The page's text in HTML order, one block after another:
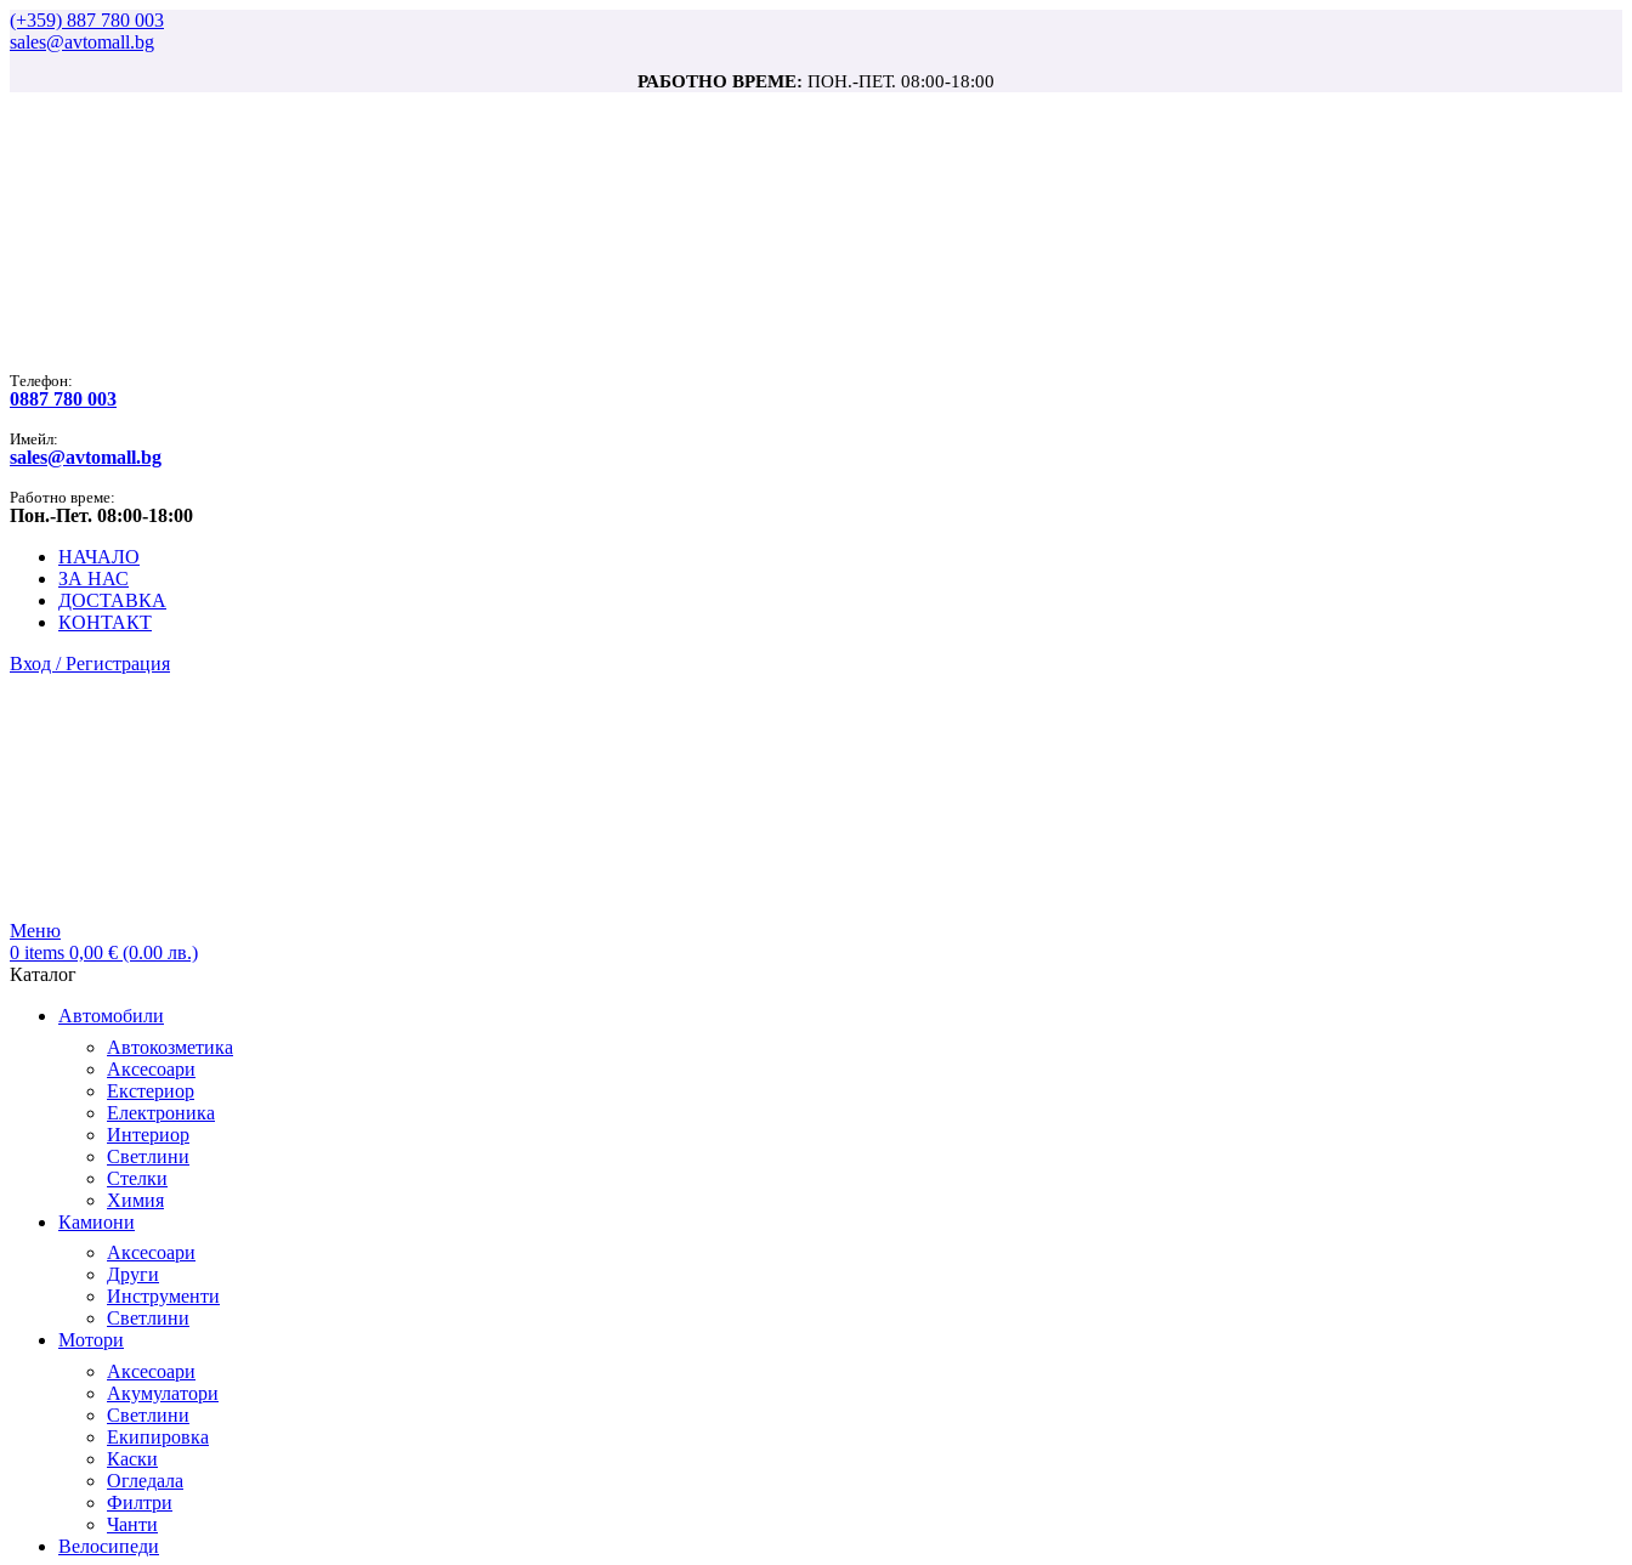
(+359) 887 780 003
sales@avtomall.bg
РАБОТНО ВРЕМЕ: ПОН.-ПЕТ. 08:00-18:00
Tелефон:
0887 780 003
Имейл:
sales@avtomall.bg
Работно време:
Пон.-Пет. 08:00-18:00
НАЧАЛО
ЗА НАС
ДОСТАВКА
КОНТАКТ
Вход / Регистрация
Меню
0 items 0,00 € (0.00 лв.)
Каталог
Автомобили
Автокозметика
Аксесоари
Екстериор
Електроника
Интериор
Светлини
Стелки
Химия
Камиони
Аксесоари
Други
Инструменти
Светлини
Мотори
Аксесоари
Акумулатори
Светлини
Екипировка
Каски
Огледала
Филтри
Чанти
Велосипеди